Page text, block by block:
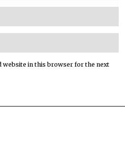
website in this browser for the next